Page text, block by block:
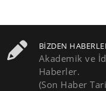
BIZDEN
Akademik ve
Haberler.
(Son Haber